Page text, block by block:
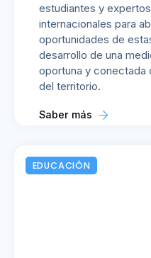
estudiantes y
internacionales para
oportunidades de
desarrollo de una
oportuna y conectada
del territorio.
Saber más
EDUCACIÓN